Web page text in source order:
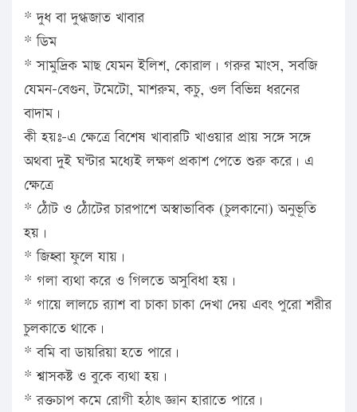
* দুধ বা দুগ্ধজাত খাবার
* ডিম
* সামুদ্রিক মাছ যেমন ইলিশ, কোরাল। গরুর মাংস, সবজি
যেমন-বেগুন, টমেটো, মাশরুম, কচু, ওল বিভিন্ন ধরনের
বাদাম।
কী হয়ঃ-এ ক্ষেত্রে বিশেষ খাবারটি খাওয়ার প্রায় সঙ্গে সঙ্গে
অথবা দুই ঘণ্টার মধ্যেই লক্ষণ প্রকাশ পেতে শুরু করে। এ
ক্ষেত্রে
* ঠোঁট ও ঠোঁটের চারপাশে অস্বাভাবিক (চুলকানো) অনুভূতি
হয়।
* জিহ্বা ফুলে যায়।
* গলা ব্যথা করে ও গিলতে অসুবিধা হয়।
* গায়ে লালচে র‌্যাশ বা চাকা চাকা দেখা দেয় এবং পুরো শরীর
চুলকাতে থাকে।
* বমি বা ডায়রিয়া হতে পারে।
* শ্বাসকষ্ট ও বুকে ব্যথা হয়।
* রক্তচাপ কমে রোগী হঠাৎ জ্ঞান হারাতে পারে।